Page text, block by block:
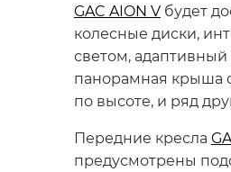
GAC AION V будет
колесные диски,
светом, адаптивный
панорамная крыша
по высоте, и ряд
Передние кресла
предусмотрены